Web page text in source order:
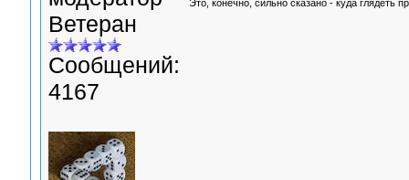
Ветеран
Сообщений:
4167
Это, конечно, сильно сказано - куда глядеть